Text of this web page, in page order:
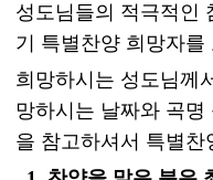
성도님들의 적극적인
기 특별찬양 희망자를
희망하시는 성도님께
망하시는 날짜와 곡
을 참고하셔서 특별찬